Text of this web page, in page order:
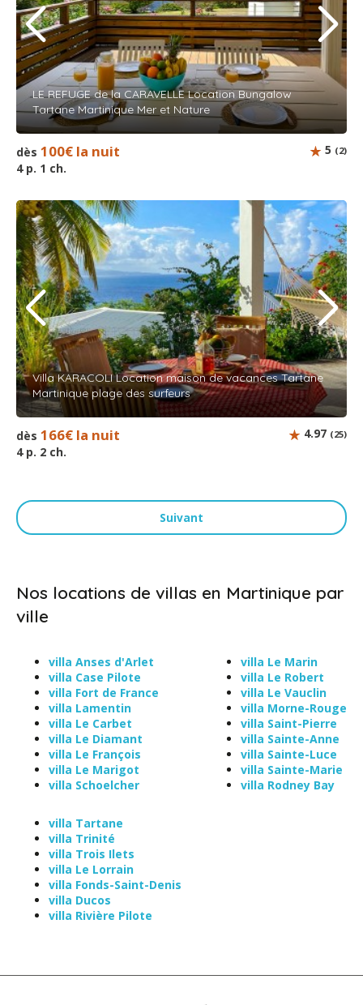
LE REFUGE de la CARAVELLE Location Bungalow
Tartane Martinique Mer et Nature
dès 100€ la nuit
4 p. 1 ch.
5 (2)
Villa KARACOLI Location maison de vacances Tartane
Martinique plage des surfeurs
dès 166€ la nuit
4 p. 2 ch.
4.97 (25)
Suivant
Nos locations de villas en Martinique par
ville
villa Anses d'Arlet
villa Case Pilote
villa Fort de France
villa Lamentin
villa Le Carbet
villa Le Diamant
villa Le François
villa Le Marigot
villa Schoelcher
villa Le Marin
villa Le Robert
villa Le Vauclin
villa Morne-Rouge
villa Saint-Pierre
villa Sainte-Anne
villa Sainte-Luce
villa Sainte-Marie
villa Rodney Bay
villa Tartane
villa Trinité
villa Trois Ilets
villa Le Lorrain
villa Fonds-Saint-Denis
villa Ducos
villa Rivière Pilote